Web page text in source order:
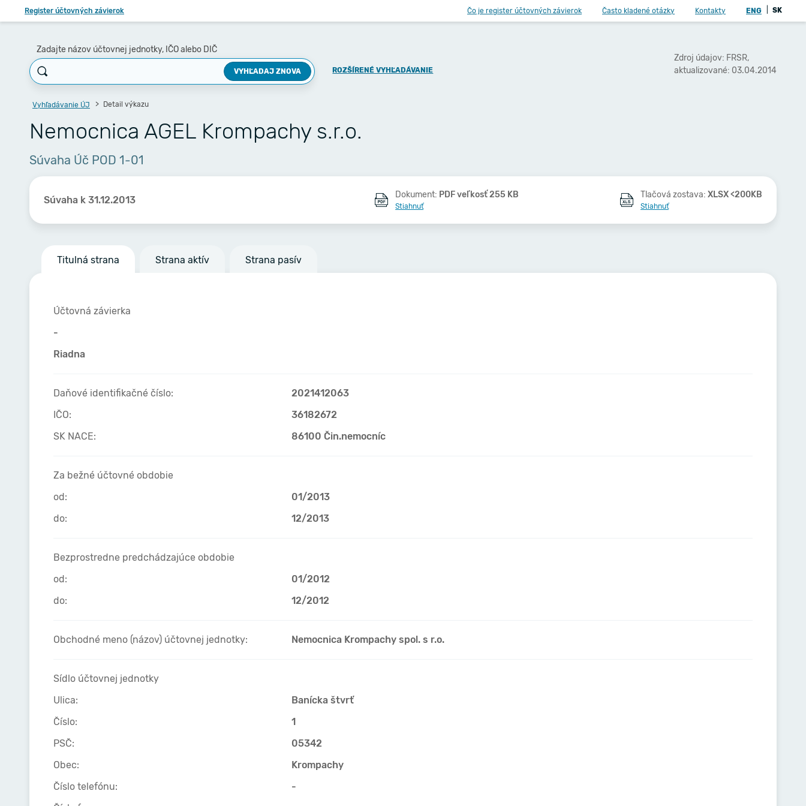
Register účtovných závierok Čo je register účtovných závierok Často kladené otázky Kontakty ENG SK
Zadajte názov účtovnej jednotky, IČO alebo DIČ
VYHĽADAJ ZNOVA ROZŠÍRENÉ VYHĽADÁVANIE
Zdroj údajov: FRSR,
aktualizované: 03.04.2014
Vyhľadávanie ÚJ Detail výkazu
Nemocnica AGEL Krompachy s.r.o.
Súvaha Úč POD 1-01
Súvaha k 31.12.2013 Dokument: PDF veľkosť 255 KB
Stiahnuť
Tlačová zostava: XLSX <200KB
Stiahnuť
Titulná strana Strana aktív Strana pasív
Účtovná závierka
-
Riadna
Daňové identifikačné číslo:
2021412063
IČO:
36182672
SK NACE:
86100 Čin.nemocníc
Za bežné účtovné obdobie
od:
01/2013
do:
12/2013
Bezprostredne predchádzajúce obdobie
od:
01/2012
do:
12/2012
Obchodné meno (názov) účtovnej jednotky: Nemocnica Krompachy spol. s r.o.
Sídlo účtovnej jednotky
Ulica:
Banícka štvrť
Číslo:
1
PSČ:
05342
Obec:
Krompachy
Číslo telefónu:
-